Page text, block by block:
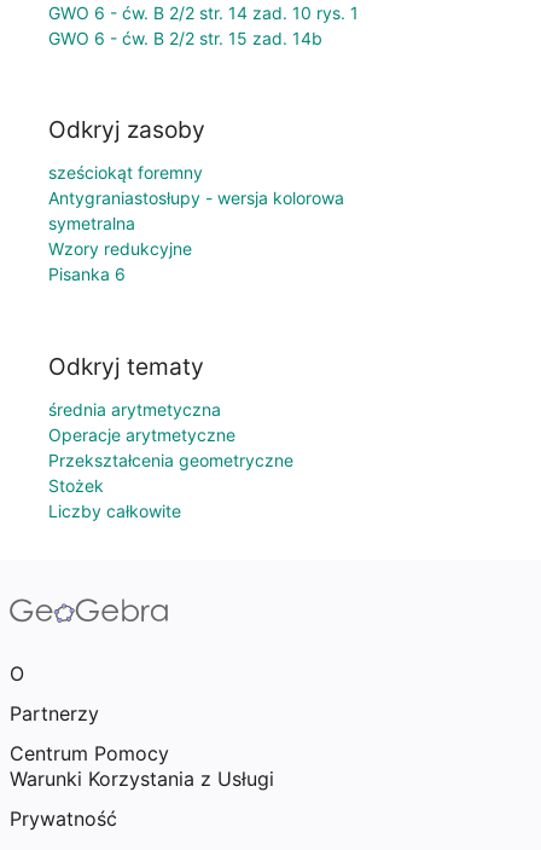
GWO 6 - ćw. B 2/2 str. 14 zad. 10 rys. 1
GWO 6 - ćw. B 2/2 str. 15 zad. 14b
Odkryj zasoby
sześciokąt foremny
Antygraniastosłupy - wersja kolorowa
symetralna
Wzory redukcyjne
Pisanka 6
Odkryj tematy
średnia arytmetyczna
Operacje arytmetyczne
Przekształcenia geometryczne
Stożek
Liczby całkowite
O
Partnerzy
Centrum Pomocy
Warunki Korzystania z Usługi
Prywatność